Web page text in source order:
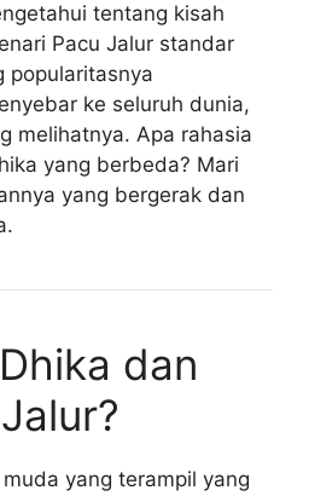
tentang kisah
Pacu Jalur standar
popularitasnya
ke seluruh dunia,
melihatnya. Apa rahasia
yang berbeda? Mari
yang bergerak dan
dan
yang terampil yang